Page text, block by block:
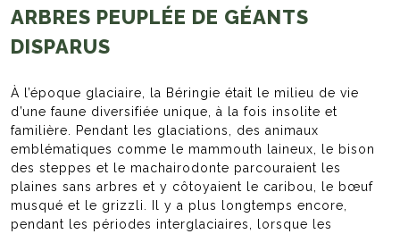
ARBRES PEUPLÉE DE GÉANTS
DISPARUS
À l’époque glaciaire, la Béringie était le milieu de vie
d’une faune diversifiée unique, à la fois insolite et
familière. Pendant les glaciations, des animaux
emblématiques comme le mammouth laineux, le bison
des steppes et le machairodonte parcouraient les
plaines sans arbres et y côtoyaient le caribou, le bœuf
musqué et le grizzli. Il y a plus longtemps encore,
pendant les périodes interglaciaires, lorsque les